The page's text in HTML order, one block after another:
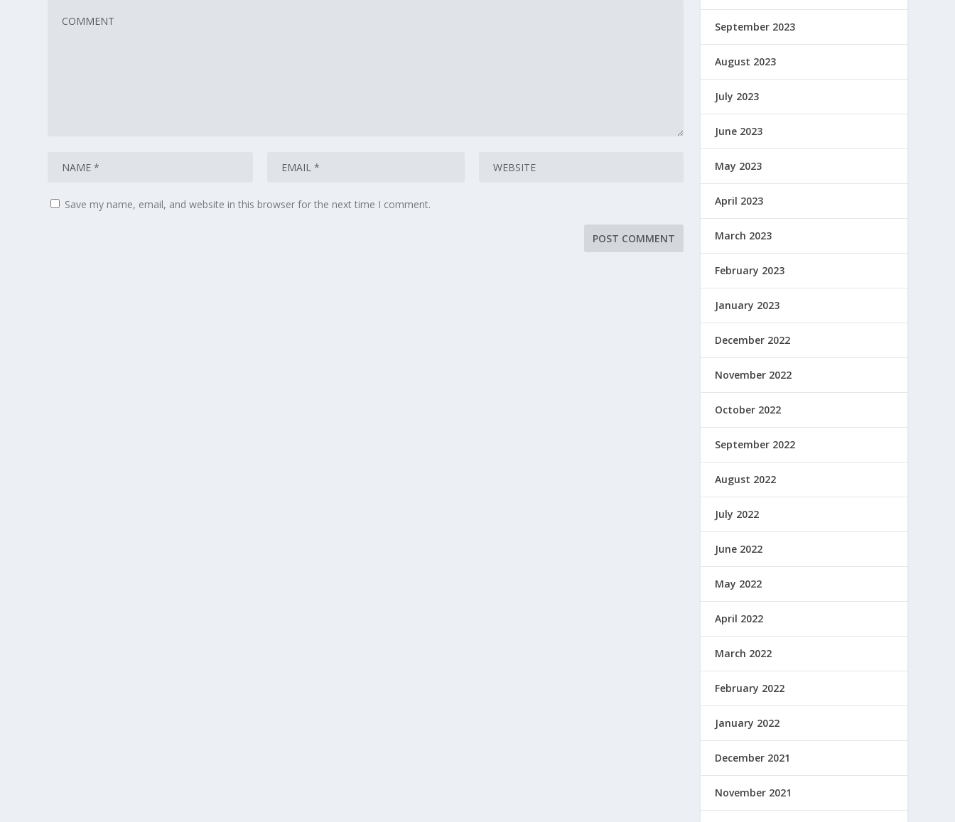
Save my name, email, and website in this browser for the next time I comment.
September 2023
August 2023
July 2023
June 2023
May 2023
April 2023
March 2023
February 2023
January 2023
December 2022
November 2022
October 2022
September 2022
August 2022
July 2022
June 2022
May 2022
April 2022
March 2022
February 2022
January 2022
December 2021
November 2021